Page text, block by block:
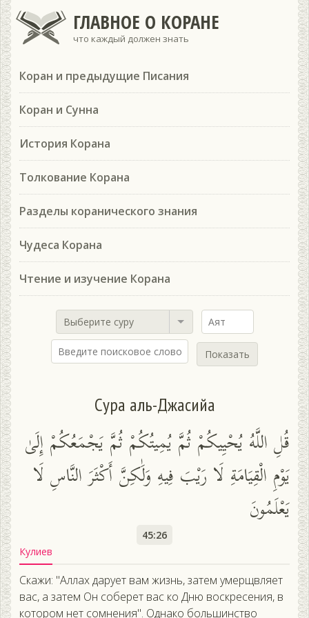
ГЛАВНОЕ О КОРАНЕ
что каждый должен знать
Коран и предыдущие Писания
Коран и Сунна
История Корана
Толкование Корана
Разделы коранического знания
Чудеса Корана
Чтение и изучение Корана
Выберите суру
Показать
Сура аль-Джасийа
قُلِ اللَّهُ يُحْيِيكُمْ ثُمَّ يُمِيتُكُمْ ثُمَّ يَجْمَعُكُمْ إِلَىٰ
يَوْمِ الْقِيَامَةِ لَا رَيْبَ فِيهِ وَلَٰكِنَّ أَكْثَرَ النَّاسِ لَا
يَعْلَمُونَ
45:26
Кулиев
Скажи: "Аллах дарует вам жизнь, затем умерщвляет
вас, а затем Он соберет вас ко Дню воскресения, в
котором нет сомнения". Однако большинство